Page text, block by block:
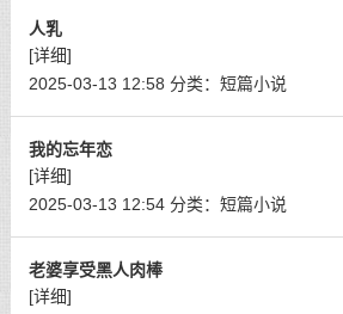
人乳
[详细]
2025-03-13 12:58 分类： 短篇小说
我的忘年恋
[详细]
2025-03-13 12:54 分类： 短篇小说
老婆享受黑人肉棒
[详细]